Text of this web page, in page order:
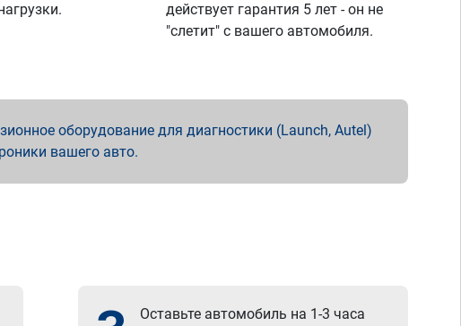
действует гарантия 5 лет - он не
"слетит" с вашего автомобиля.
оборудование для диагностики (Launch, Autel)
вашего авто.
Оставьте автомобиль на 1-3 часа